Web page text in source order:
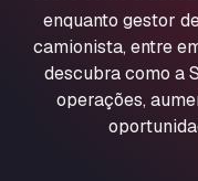
Aqua Ariva
Marie-Curie-
Aral Autohof
An der Autobahn
ARAL Autohof
enquanto gestor
camionista, entre
descubra como a
operações,